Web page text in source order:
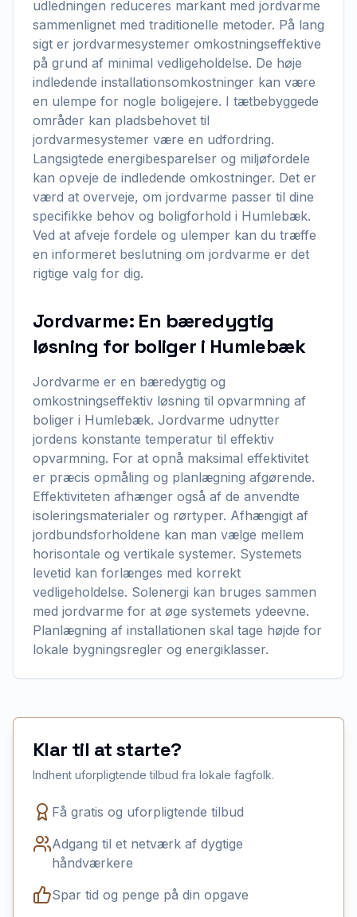
udledningen reduceres markant med jordvarme
sammenlignet med traditionelle metoder. På lang
sigt er jordvarmesystemer omkostningseffektive
på grund af minimal vedligeholdelse. De høje
indledende installationsomkostninger kan være
en ulempe for nogle boligejere. I tætbebyggede
områder kan pladsbehovet til
jordvarmesystemer være en udfordring.
Langsigtede energibesparelser og miljøfordele
kan opveje de indledende omkostninger. Det er
værd at overveje, om jordvarme passer til dine
specifikke behov og boligforhold i Humlebæk.
Ved at afveje fordele og ulemper kan du træffe
en informeret beslutning om jordvarme er det
rigtige valg for dig.
Jordvarme: En bæredygtig
løsning for boliger i Humlebæk
Jordvarme er en bæredygtig og
omkostningseffektiv løsning til opvarmning af
boliger i Humlebæk. Jordvarme udnytter
jordens konstante temperatur til effektiv
opvarmning. For at opnå maksimal effektivitet
er præcis opmåling og planlægning afgørende.
Effektiviteten afhænger også af de anvendte
isoleringsmaterialer og rørtyper. Afhængigt af
jordbundsforholdene kan man vælge mellem
horisontale og vertikale systemer. Systemets
levetid kan forlænges med korrekt
vedligeholdelse. Solenergi kan bruges sammen
med jordvarme for at øge systemets ydeevne.
Planlægning af installationen skal tage højde for
lokale bygningsregler og energiklasser.
Klar til at starte?
Indhent uforpligtende tilbud fra lokale fagfolk.
Få gratis og uforpligtende tilbud
Adgang til et netværk af dygtige
håndværkere
Spar tid og penge på din opgave